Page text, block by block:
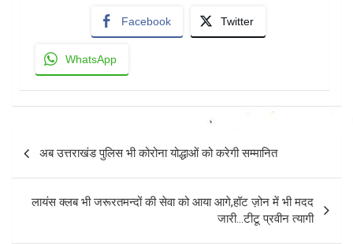
Facebook Twitter
WhatsApp
navigation
अब उत्तराखंड पुलिस भी कोरोना योद्धाओं को करेगी सम्मानित
लायंस क्लब भी जरूरतमन्दों की सेवा को आया आगे,हॉट ज़ोन में भी मदद
जारी…टीटू प्रवीन त्यागी